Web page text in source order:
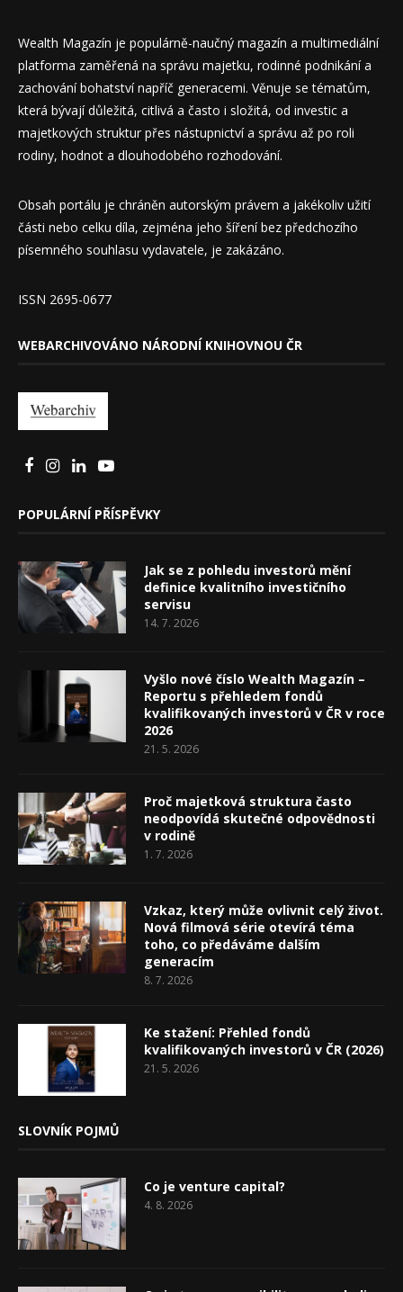
Wealth Magazín je populárně-naučný magazín a multimediální
platforma zaměřená na správu majetku, rodinné podnikání a
zachování bohatství napříč generacemi. Věnuje se tématům,
která bývají důležitá, citlivá a často i složitá, od investic a
majetkových struktur přes nástupnictví a správu až po roli
rodiny, hodnot a dlouhodobého rozhodování.
Obsah portálu je chráněn autorským právem a jakékoliv užití
části nebo celku díla, zejména jeho šíření bez předchozího
písemného souhlasu vydavatele, je zakázáno.
ISSN 2695-0677
WEBARCHIVOVÁNO NÁRODNÍ KNIHOVNOU ČR
POPULÁRNÍ PŘÍSPĚVKY
Jak se z pohledu investorů mění
definice kvalitního investičního
servisu
14. 7. 2026
Vyšlo nové číslo Wealth Magazín –
Reportu s přehledem fondů
kvalifikovaných investorů v ČR v roce
2026
21. 5. 2026
Proč majetková struktura často
neodpovídá skutečné odpovědnosti
v rodině
1. 7. 2026
Vzkaz, který může ovlivnit celý život.
Nová filmová série otevírá téma
toho, co předáváme dalším
generacím
8. 7. 2026
Ke stažení: Přehled fondů
kvalifikovaných investorů v ČR (2026)
21. 5. 2026
SLOVNÍK POJMŮ
Co je venture capital?
4. 8. 2026